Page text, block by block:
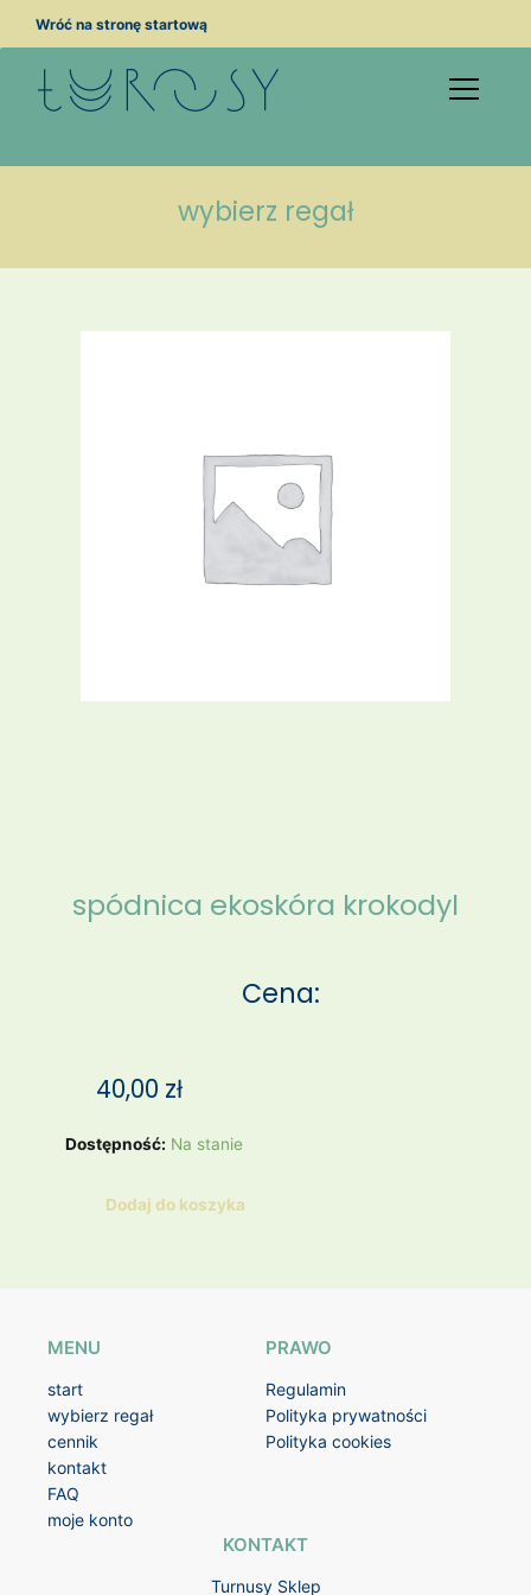
Wróć na stronę startową
wybierz regał
spódnica ekoskóra krokodyl
Cena:
40,00 zł
Dostępność: Na stanie
ilość
ekoskóraDodaj do koszyka
MENU
start
wybierz regał
cennik
kontakt
FAQ
moje konto
PRAWO
Regulamin
Polityka prywatności
Polityka cookies
KONTAKT
Turnusy Sklep